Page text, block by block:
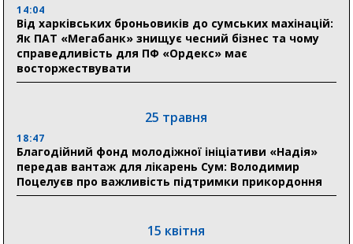
Ніколаєнко: у Сумах погодили 115 компенсацій на
відновлення житла майже на 6,6 млн грн
Сумщини пояснив, як отримати допомогу на зиму
17:52
«Укрексімбанк» припиняє виплату пенсій: у
Пенсійному фонді Сумщини пояснили, що робити
людям
14:04
Від харківських броньовиків до сумських махінацій:
Як ПАТ «Мегабанк» знищує чесний бізнес та чому
справедливість для ПФ «Ордекс» має
восторжествувати
25 травня
18:47
Благодійний фонд молодіжної ініціативи «Надія»
передав вантаж для лікарень Сум: Володимир
Поцелуєв про важливість підтримки прикордоння
15 квітня